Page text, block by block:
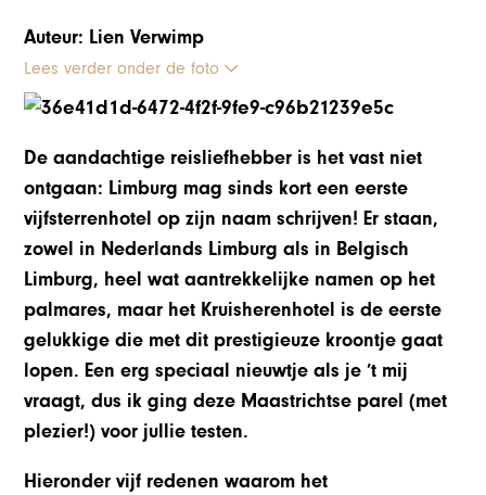
Auteur: Lien Verwimp
Lees verder onder de foto
De aandachtige reisliefhebber is het vast niet
ontgaan: Limburg mag sinds kort een eerste
vijfsterrenhotel op zijn naam schrijven! Er staan,
zowel in Nederlands Limburg als in Belgisch
Limburg, heel wat aantrekkelijke namen op het
palmares, maar het Kruisherenhotel is de eerste
gelukkige die met dit prestigieuze kroontje gaat
lopen. Een erg speciaal nieuwtje als je ’t mij
vraagt, dus ik ging deze Maastrichtse parel (met
plezier!) voor jullie testen.
Hieronder vijf redenen waarom het